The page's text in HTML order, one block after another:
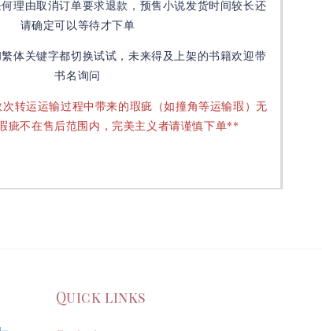
理由取消订单要求退款，预售小说发货时间较长还
请确定可以等待才下单
体关键字都切换试试，未来得及上架的书籍欢迎带
书名询问
转运运输过程中带来的瑕疵（如撞角等运输瑕）无
疵不在售后范围内，完美主义者请谨慎下单**
Quick links